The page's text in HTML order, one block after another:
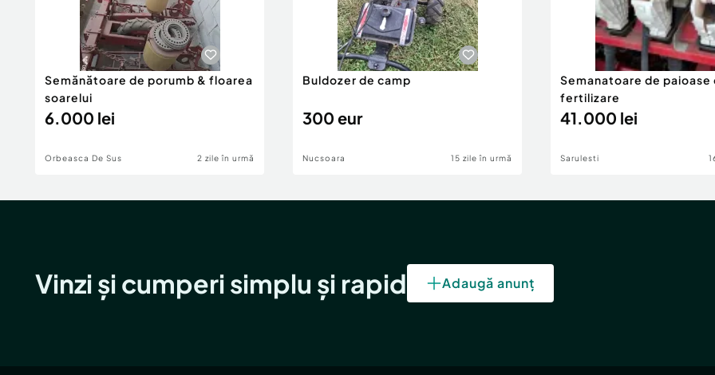
Semănătoare de porumb & floarea
soarelui
6.000 lei
Orbeasca De Sus 2 zile în urmă
Buldozer de camp
300 eur
Nucsoara 15 zile în urmă
Semanatoare de paioase
fertilizare
41.000 lei
Sarulesti
Vinzi și cumperi simplu și rapid Adaugă anunț